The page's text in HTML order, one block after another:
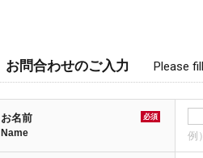
お問合わせのご入力 Please
お名前 必須
Name 例